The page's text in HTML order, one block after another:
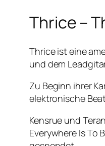
Thrice –
Thrice ist eine
und dem
Zu Beginn ihrer
elektronische
Kensrue und
Everywhere Is To